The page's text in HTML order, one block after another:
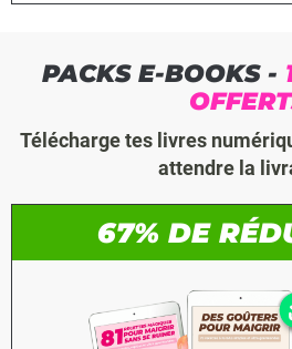
PACKS E-BOOKS -
Télécharge tes livres
attendre la
67% DE